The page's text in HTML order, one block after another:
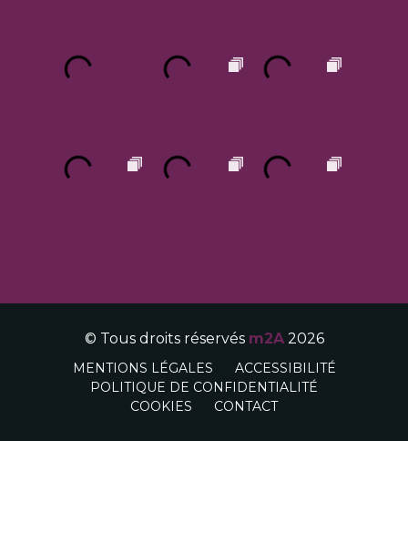
© Tous droits réservés m2A2026
MENTIONS LÉGALES
ACCESSIBILITÉ
POLITIQUE DE CONFIDENTIALITÉ
COOKIES
CONTACT